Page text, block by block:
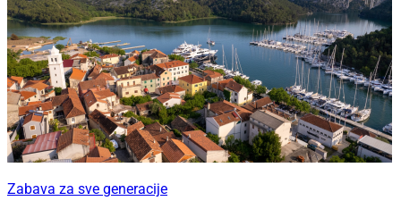
Zabava za sve generacije